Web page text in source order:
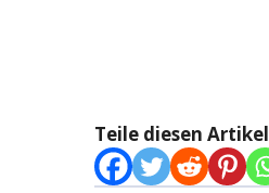
Teile diesen Artikel